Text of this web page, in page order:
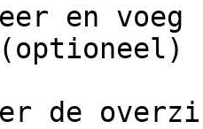
en
(optioneel)
de